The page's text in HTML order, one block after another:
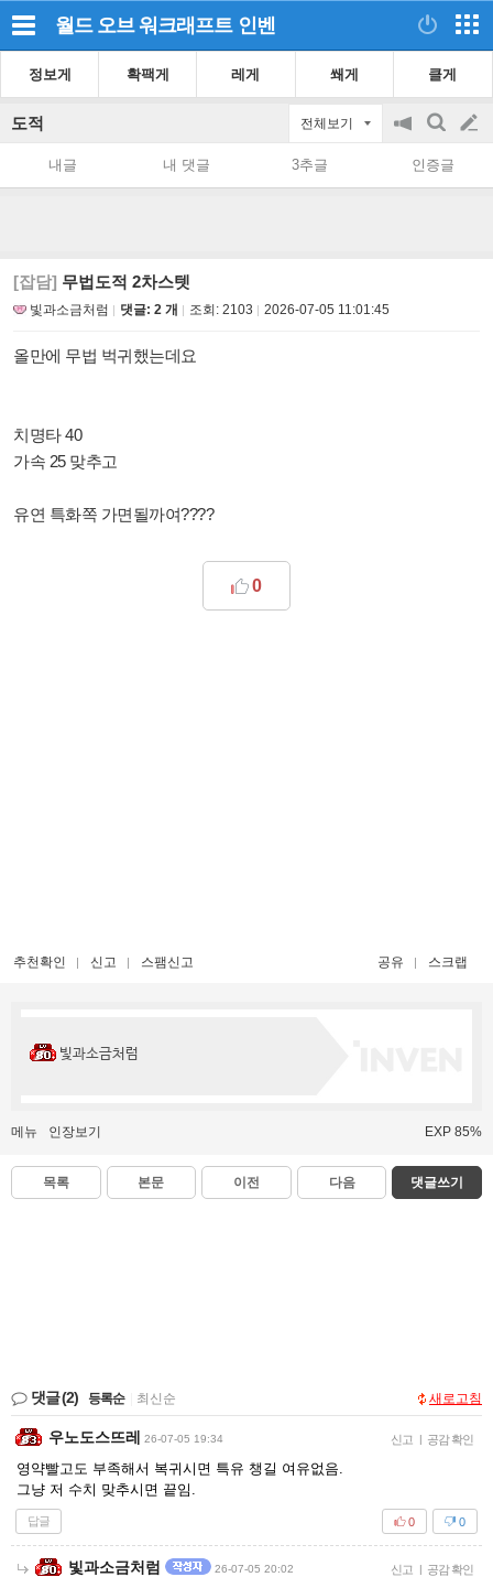
월드 오브 워크래프트 인벤
정보게 확팩게 레게 쐐게 클게
도적 전체보기
공
on/off
검
색
글
쓰
내글 내 댓글 3추글 인증글
[잡담] 무법도적 2차스텟
빛과소금처럼 댓글: 2 개 조회: 2103 2026-07-05 11:01:45
올만에 무법 벅귀했는데요
치명타 40
가속 25 맞추고
유연 특화쪽 가면될까여????
0
추천확인 신고 스팸신고 공유 스크랩
빛과소금처럼
메뉴 인장보기 EXP 85%
목록 본문 이전 다음 댓글쓰기
댓글(2) 등록순 최신순 새로고침
우노도스뜨레 26-07-05 19:34 신고 | 공감 확인
영약빨고도 부족해서 복귀시면 특유 챙길 여유없음.
그냥 저 수치 맞추시면 끝임.
답글 0
0
빛과소금처럼 26-07-05 20:02 신고 | 공감 확인